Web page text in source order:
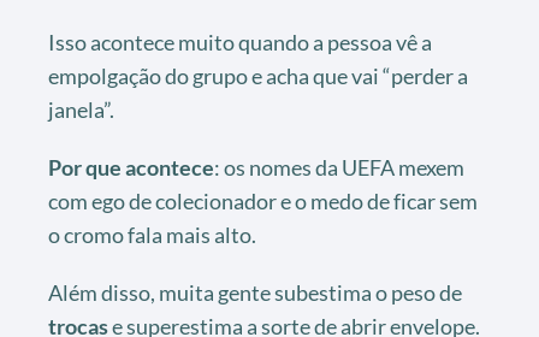
Isso acontece muito quando a pessoa vê a
empolgação do grupo e acha que vai “perder a
janela”.
Por que acontece: os nomes da UEFA mexem
com ego de colecionador e o medo de ficar sem
o cromo fala mais alto.
Além disso, muita gente subestima o peso de
trocase superestima a sorte de abrir envelope.